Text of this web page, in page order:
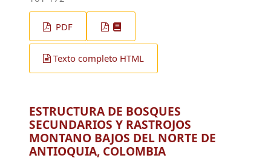
PDF
Texto completo HTML
ESTRUCTURA DE BOSQUES
SECUNDARIOS Y RASTROJOS
MONTANO BAJOS DEL NORTE DE
ANTIOQUIA, COLOMBIA